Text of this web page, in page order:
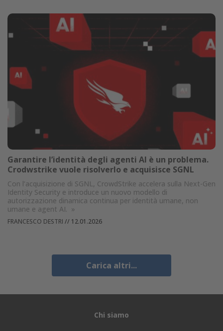
Garantire l’identità degli agenti AI è un problema.
Crodwstrike vuole risolverlo e acquisisce SGNL
Con l’acquisizione di SGNL, CrowdStrike accelera sulla Next-Gen
Identity Security e introduce un nuovo modello di
autorizzazione dinamica continua per identità umane, non
umane e agent AI. »
FRANCESCO DESTRI // 12.01.2026
Carica altri...
Chi siamo